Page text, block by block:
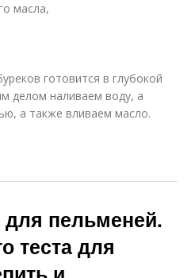
масла,
готовится в глубокой
делом наливаем воду, а
а также вливаем масло.
для пельменей.
теста для